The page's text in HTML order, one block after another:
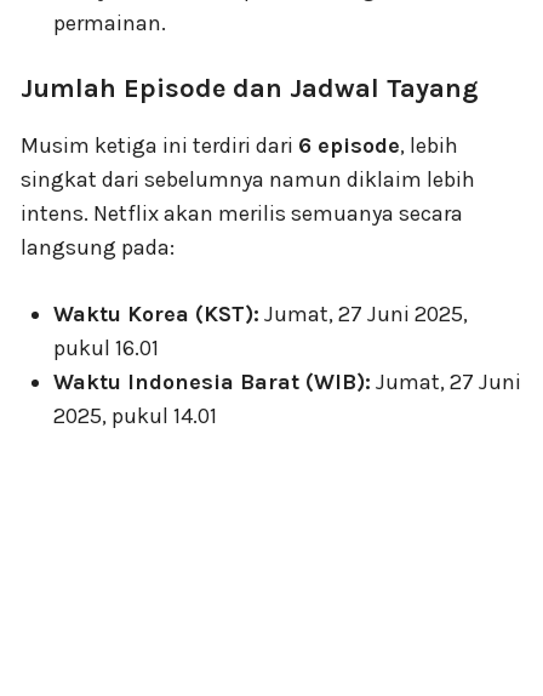
permainan.
Jumlah Episode dan Jadwal Tayang
Musim ketiga ini terdiri dari 6 episode, lebih
singkat dari sebelumnya namun diklaim lebih
intens. Netflix akan merilis semuanya secara
langsung pada:
Waktu Korea (KST): Jumat, 27 Juni 2025,
pukul 16.01
Waktu Indonesia Barat (WIB): Jumat, 27 Juni
2025, pukul 14.01